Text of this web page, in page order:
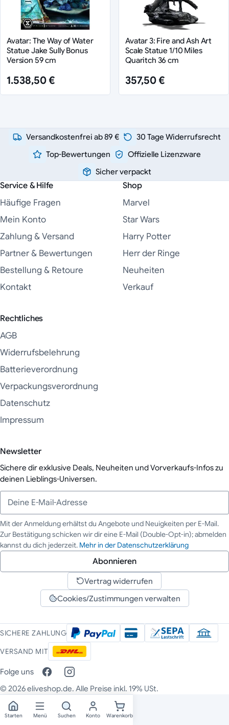
Avatar: The Way of Water
Statue Jake Sully Bonus
Version 59 cm
1.538,50 €
Avatar 3: Fire and Ash Art
Scale Statue 1/10 Miles
Quaritch 36 cm
357,50 €
Versandkostenfrei ab 89 €
30 Tage Widerrufsrecht
Top-Bewertungen
Offizielle Lizenzware
Sicher verpackt
Service & Hilfe
Häufige Fragen
Mein Konto
Zahlung & Versand
Partner & Bewertungen
Bestellung & Retoure
Kontakt
Shop
Marvel
Star Wars
Harry Potter
Herr der Ringe
Neuheiten
Verkauf
Rechtliches
AGB
Widerrufsbelehrung
Batterieverordnung
Verpackungsverordnung
Datenschutz
Impressum
Newsletter
Sichere dir exklusive Deals, Neuheiten und Vorverkaufs-Infos zu
deinen Lieblings-Universen.
Deine E-Mail-Adresse
Mit der Anmeldung erhältst du Angebote und Neuigkeiten per E-Mail.
Zur Bestätigung schicken wir dir eine E-Mail (Double-Opt-in); abmelden
kannst du dich jederzeit. Mehr in der Datenschutzerklärung
Abonnieren
Vertrag widerrufen
Cookies/Zustimmungen verwalten
SICHERE ZAHLUNG
VERSAND MIT
Folge uns
© 2026 eliveshop.de. Alle Preise inkl. 19% USt.
Starten Menü Suchen Konto Warenkorb